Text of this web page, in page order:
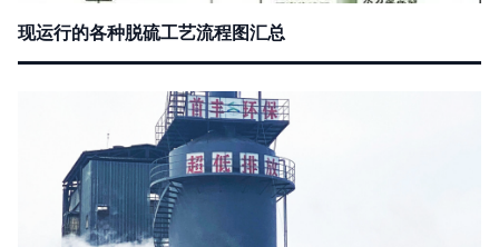
现运行的各种脱硫工艺流程图汇总